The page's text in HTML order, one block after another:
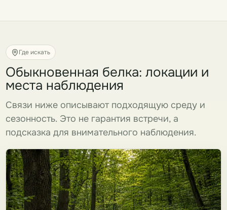
Где искать
Обыкновенная белка: локации и
места наблюдения
Связи ниже описывают подходящую среду и
сезонность. Это не гарантия встречи, а
подсказка для внимательного наблюдения.